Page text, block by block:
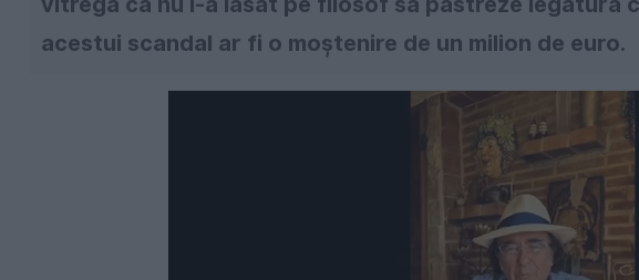
acestui scandal ar fi o moștenire de un milion de euro.